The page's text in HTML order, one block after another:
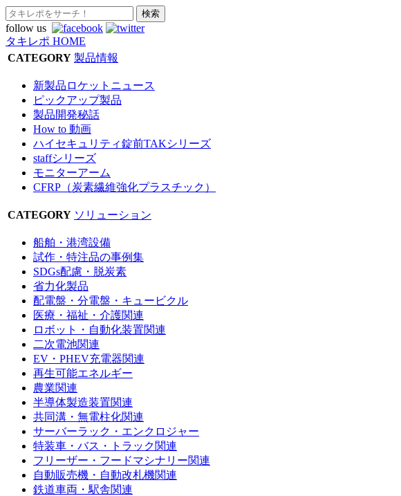
follow us
タキレポ HOME
CATEGORY 製品情報
新製品ロケットニュース
ピックアップ製品
製品開発秘話
How to 動画
ハイセキュリティ錠前TAKシリーズ
staffシリーズ
モニターアーム
CFRP（炭素繊維強化プラスチック）
CATEGORY ソリューション
船舶・港湾設備
試作・特注品の事例集
SDGs配慮・脱炭素
省力化製品
配電盤・分電盤・キュービクル
医療・福祉・介護関連
ロボット・自動化装置関連
二次電池関連
EV・PHEV充電器関連
再生可能エネルギー
農業関連
半導体製造装置関連
共同溝・無電柱化関連
サーバーラック・エンクロジャー
特装車・バス・トラック関連
フリーザー・フードマシナリー関連
自動販売機・自動改札機関連
鉄道車両・駅舎関連